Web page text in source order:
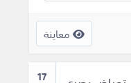
معاينة
17